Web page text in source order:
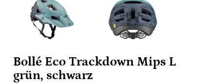
Bollé Eco Trackdown Mips L
grün, schwarz